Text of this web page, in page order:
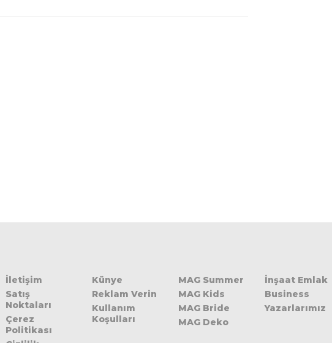
İletişim
Satış
Noktaları
Çerez
Politikası
Künye
Reklam Verin
Kullanım
Koşulları
MAG Summer
MAG Kids
MAG Bride
MAG Deko
İnşaat Emlak
Business
Yazarlarımız